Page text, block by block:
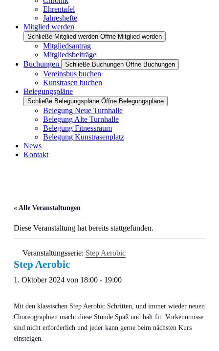
Ehrentafel
Jahreshefte
Mitglied werden
Schließe Mitglied werden Öffne Mitglied werden
Mitgliedsantrag
Mitgliedsbeiträge
Buchungen
Schließe Buchungen Öffne Buchungen
Vereinsbus buchen
Kunstrasen buchen
Belegungspläne
Schließe Belegungspläne Öffne Belegungspläne
Belegung Neue Turnhalle
Belegung Alte Turnhalle
Belegung Fitnessraum
Belegung Kunstrasenplatz
News
Kontakt
« Alle Veranstaltungen
Diese Veranstaltung hat bereits stattgefunden.
Veranstaltungsserie: Step Aerobic
Step Aerobic
1. Oktober 2024 von 18:00 - 19:00
Mit den klassischen Step Aerobic Schritten, und immer wieder neuen
Choreographien macht diese Stunde Spaß und hält fit. Vorkenntnisse
sind nicht erforderlich und jeder kann gerne beim nächsten Kurs
einsteigen.